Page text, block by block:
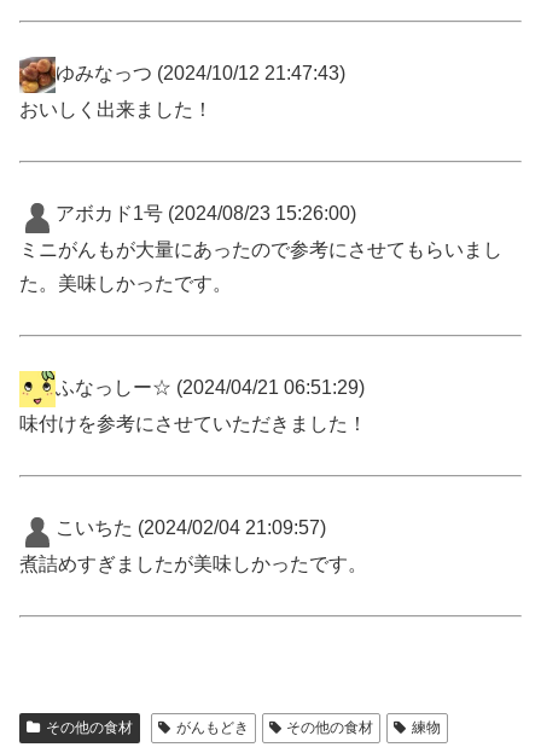
ゆみなっつ (2024/10/12 21:47:43)
おいしく出来ました！
アボカド1号 (2024/08/23 15:26:00)
ミニがんもが大量にあったので参考にさせてもらいまし
た。美味しかったです。
ふなっしー☆ (2024/04/21 06:51:29)
味付けを参考にさせていただきました！
こいちた (2024/02/04 21:09:57)
煮詰めすぎましたが美味しかったです。
その他の食材 がんもどき その他の食材 練物